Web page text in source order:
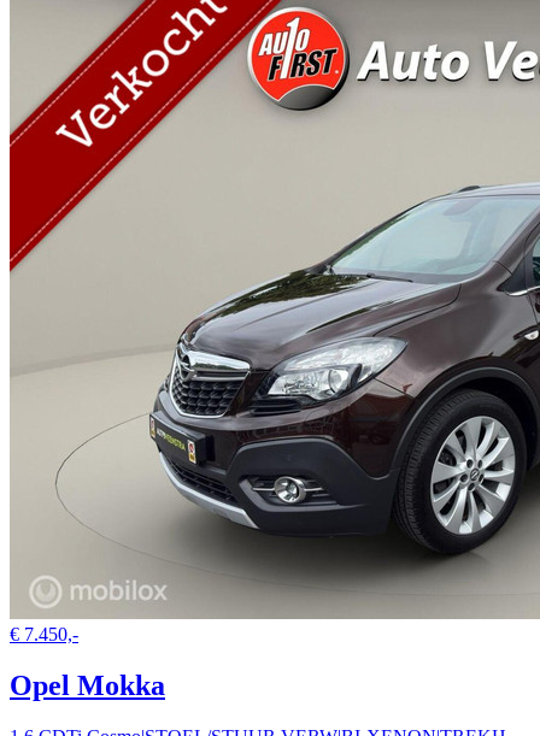
€ 7.450,-
Opel Mokka